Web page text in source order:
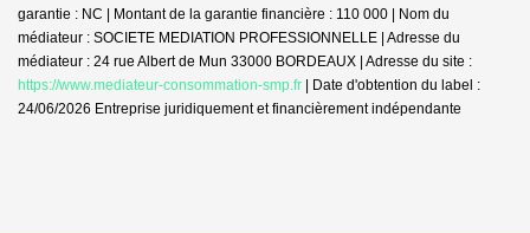
garantie : NC | Montant de la garantie financière : 110 000 | Nom du
médiateur : SOCIETE MEDIATION PROFESSIONNELLE | Adresse du
médiateur : 24 rue Albert de Mun 33000 BORDEAUX | Adresse du site :
https://www.mediateur-consommation-smp.fr | Date d'obtention du label :
24/06/2026 Entreprise juridiquement et financièrement indépendante